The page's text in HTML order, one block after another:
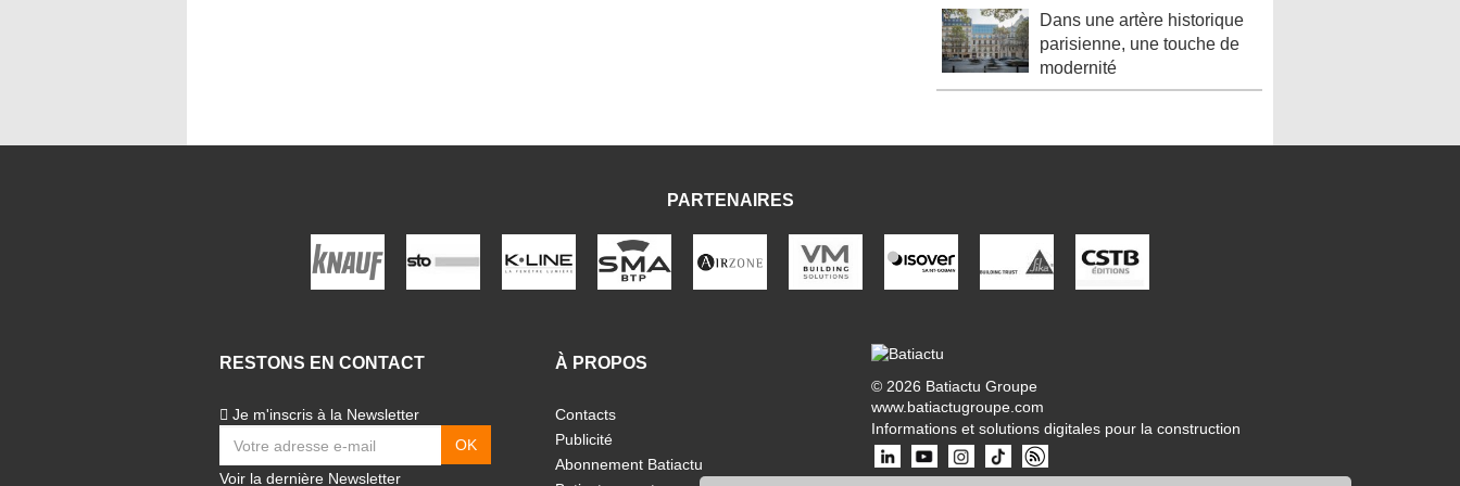
Dans une artère historique
parisienne, une touche de
modernité
PARTENAIRES
RESTONS EN CONTACT
Je m'inscris à la Newsletter
Voir la dernière Newsletter
À PROPOS
Contacts
Publicité
Abonnement Batiactu
© 2026 Batiactu Groupe
www.batiactugroupe.com
Informations et solutions digitales pour la construction